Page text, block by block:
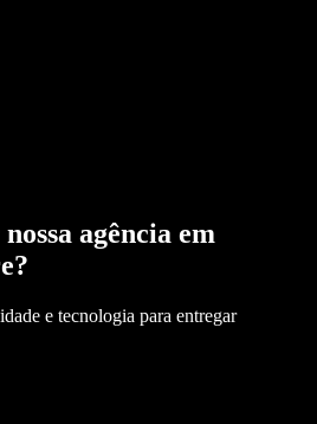
agência em
?
e tecnologia para entregar